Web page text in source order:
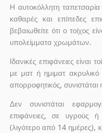
Η αυτοκόλλητη
καθαρές και επίπεδες
βεβαιωθείτε ότι ο τοίχος
υπολείμματα χρωμάτων.
Ιδανικές επιφάνειες είναι
με ματ ή ημιματ
απορροφητικός,
Δεν συνιστάται
επιφάνειες, σε υγρούς
(λιγότερο από 14 ημέρες),